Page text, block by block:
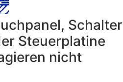
Schalter
Steuerplatine
nicht